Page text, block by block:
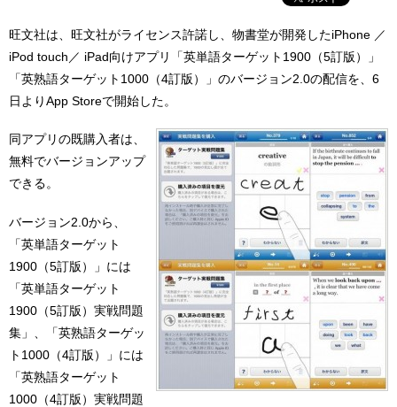
旺文社は、旺文社がライセンス許諾し、物書堂が開発したiPhone ／
iPod touch／ iPad向けアプリ「英単語ターゲット1900（5訂版）」
「英熟語ターゲット1000（4訂版）」のバージョン2.0の配信を、6
日よりApp Storeで開始した。
同アプリの既購入者は、
無料でバージョンアップ
できる。
バージョン2.0から、
「英単語ターゲット
1900（5訂版）」には
「英単語ターゲット
1900（5訂版）実戦問題
集」、「英熟語ターゲッ
ト1000（4訂版）」には
「英熟語ターゲット
1000（4訂版）実戦問題